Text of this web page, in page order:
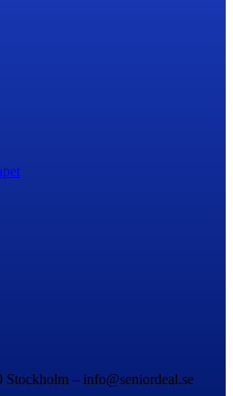
– info@seniordeal.se